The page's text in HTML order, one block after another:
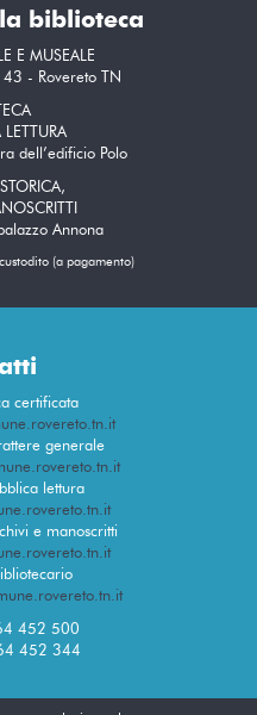
biblioteca
E MUSEALE
- Rovereto TN
LETTURA
dell’edificio Polo
Annona
(a pagamento)
certificata
generale
lettura
e manoscritti
452 500
452 344